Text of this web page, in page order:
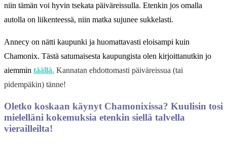
niin tämän voi hyvin tsekata päiväreissulla. Etenkin jos omalla
autolla on liikenteessä, niin matka sujunee sukkelasti.
Annecy on nätti kaupunki ja huomattavasti eloisampi kuin
Chamonix. Tästä satumaisesta kaupungista olen kirjoittanutkin jo
aiemmin täällä. Kannatan ehdottomasti päiväreissua (tai
pidempäkin) tänne!
Oletko koskaan käynyt Chamonixissa? Kuulisin tosi
mielelläni kokemuksia etenkin siellä talvella
vierailleilta!